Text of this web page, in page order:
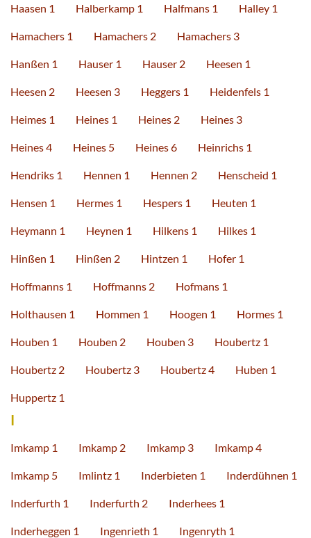
Haasen 1 Halberkamp 1 Halfmans 1 Halley 1
Hamachers 1 Hamachers 2 Hamachers 3
Hanßen 1 Hauser 1 Hauser 2 Heesen 1
Heesen 2 Heesen 3 Heggers 1 Heidenfels 1
Heimes 1 Heines 1 Heines 2 Heines 3
Heines 4 Heines 5 Heines 6 Heinrichs 1
Hendriks 1 Hennen 1 Hennen 2 Henscheid 1
Hensen 1 Hermes 1 Hespers 1 Heuten 1
Heymann 1 Heynen 1 Hilkens 1 Hilkes 1
Hinßen 1 Hinßen 2 Hintzen 1 Hofer 1
Hoffmanns 1 Hoffmanns 2 Hofmans 1
Holthausen 1 Hommen 1 Hoogen 1 Hormes 1
Houben 1 Houben 2 Houben 3 Houbertz 1
Houbertz 2 Houbertz 3 Houbertz 4 Huben 1
Huppertz 1
I
Imkamp 1 Imkamp 2 Imkamp 3 Imkamp 4
Imkamp 5 Imlintz 1 Inderbieten 1 Inderdühnen 1
Inderfurth 1 Inderfurth 2 Inderhees 1
Inderheggen 1 Ingenrieth 1 Ingenryth 1